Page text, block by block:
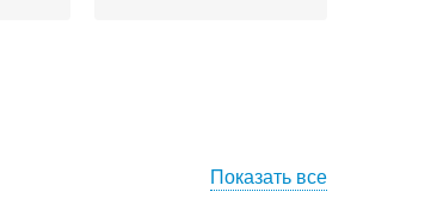
Показать все